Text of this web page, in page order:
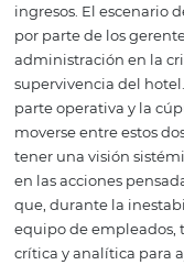
La
hotelero
crisis
En tiempos de
una caída de la
ingresos. El